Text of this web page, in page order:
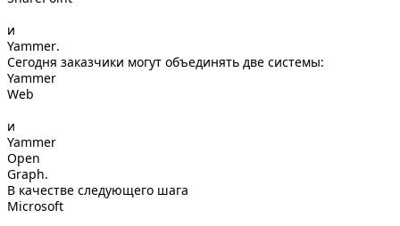
и
Yammer.
Сегодня заказчики могут объединять две системы:
Yammer
Web
и
Yammer
Open
Graph.
В качестве следующего шага
Microsoft